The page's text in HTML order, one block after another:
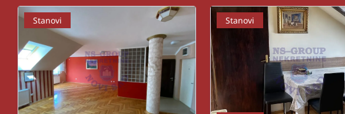
Stanovi Stanovi